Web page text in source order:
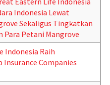
Indonesia Lewat
Sekaligus Tingkatkan
Para Petani Mangrove
Indonesia Raih
Insurance Companies